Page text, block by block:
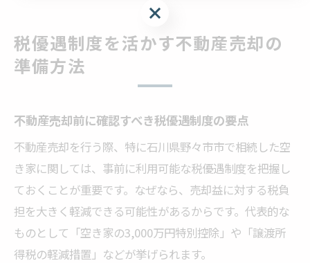
税優遇制度を活かす不動産売却の
準備方法
不動産売却前に確認すべき税優遇制度の要点
不動産売却を行う際、特に石川県野々市市で相続した空
き家に関しては、事前に利用可能な税優遇制度を把握し
ておくことが重要です。なぜなら、売却益に対する税負
担を大きく軽減できる可能性があるからです。代表的な
ものとして「空き家の3,000万円特別控除」や「譲渡所
得税の軽減措置」などが挙げられます。
最短30秒で完了！今すぐ簡単無料査定▼